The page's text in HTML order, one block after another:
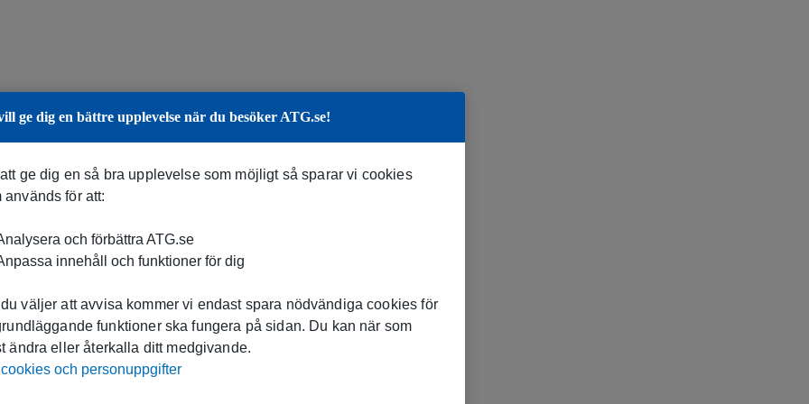
ge dig en bättre upplevelse när du besöker ATG.se!
ge dig en så bra upplevelse som möjligt så sparar vi cookies
används för att:
och förbättra ATG.se
innehåll och funktioner för dig
väljer att avvisa kommer vi endast spara nödvändiga cookies för
funktioner ska fungera på sidan. Du kan när som
ändra eller återkalla ditt medgivande.
och personuppgifter